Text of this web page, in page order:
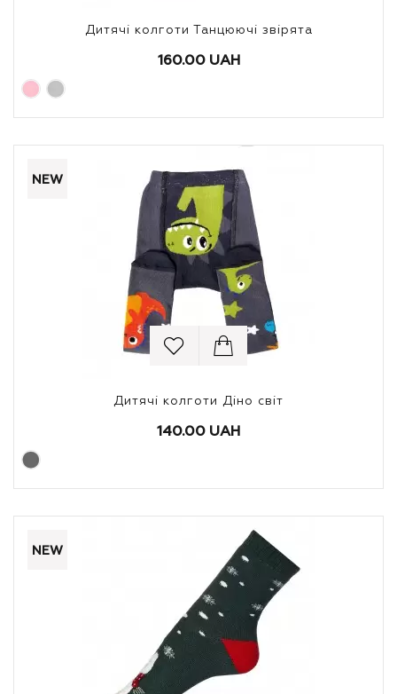
Дитячі колготи Танцюючі звірята
160.00 UAH
NEW
Дитячі колготи Діно світ
140.00 UAH
NEW